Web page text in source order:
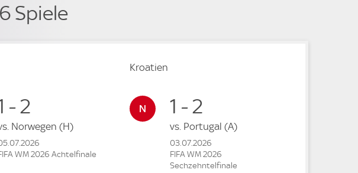
Spiele
- 2
Norwegen (H)
WM 2026 Achtelfinale
Kroatien
1 - 2
vs. Portugal (A)
03.07.2026
FIFA WM 2026
Sechzehntelfinale